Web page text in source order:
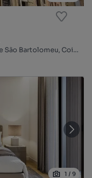
Baixa, Sé Nova, Santa Cruz, Almedina e São Bartolomeu, Coimbra, Coimbra
1 / 9